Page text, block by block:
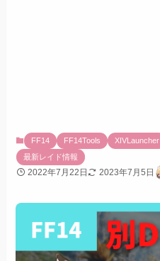
FF14 FF14Tools XIVLauncher
最新レイド情報
2022年7月22日 2023年7月5日